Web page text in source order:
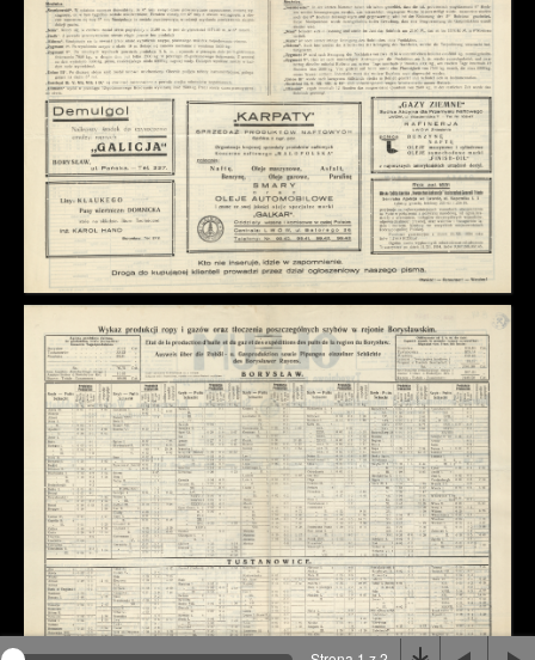
Na stronie wykorzystywane są pliki cookie, bądź
podobne rozwiązania. Aby poznać szczegóły zapoznaj
się zpolityką prywatności.
Rozumiem